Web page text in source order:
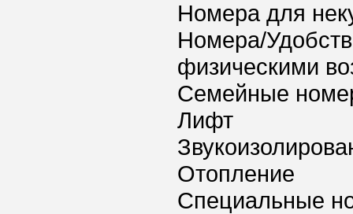
Номера для
Номера/
физическими
Семейные
Лифт
Отопление
Специальные